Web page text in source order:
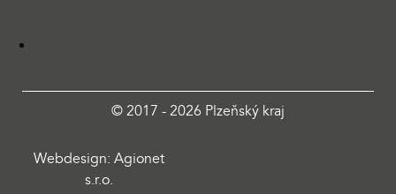
© 2017 - 2026 Plzeňský kraj
Webdesign: Agionet
s.r.o.